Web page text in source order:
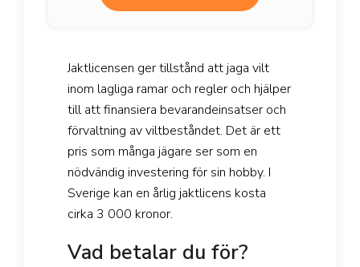
Jaktlicensen ger tillstånd att jaga vilt
inom lagliga ramar och regler och hjälper
till att finansiera bevarandeinsatser och
förvaltning av viltbeståndet. Det är ett
pris som många jägare ser som en
nödvändig investering för sin hobby. I
Sverige kan en årlig jaktlicens kosta
cirka 3 000 kronor.
Vad betalar du för?